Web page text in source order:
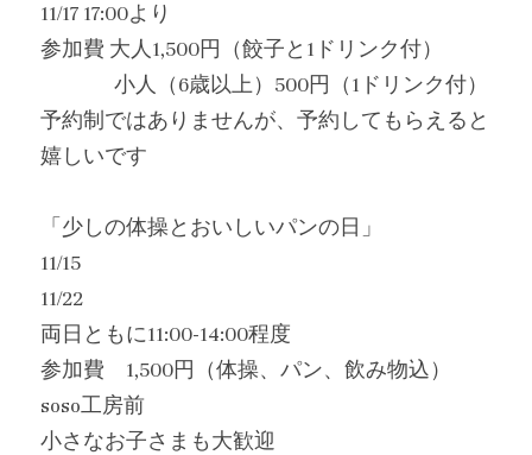
11/17 17:00より
参加費 大人1,500円（餃子と1ドリンク付）
小人（6歳以上）500円（1ドリンク付）
予約制ではありませんが、予約してもらえると
嬉しいです
「少しの体操とおいしいパンの日」
11/15
11/22
両日ともに11:00-14:00程度
参加費　1,500円（体操、パン、飲み物込）
soso工房前
小さなお子さまも大歓迎